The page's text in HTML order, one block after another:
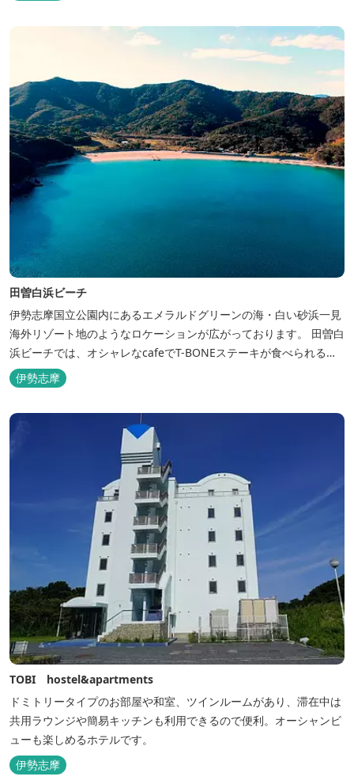
田曽白浜ビーチ
伊勢志摩国立公園内にあるエメラルドグリーンの海・白い砂浜一見
海外リゾート地のようなロケーションが広がっております。 田曽白
浜ビーチでは、オシャレなcafeでT-BONEステーキが食べられる。
又、海を見ながら黄昏るのもよし、アクティブにマリンアクティビ
ティ・スカイダイビング・ヘリコプタークルージングを体験するこ
ともできます。 是非、田曽白浜にございます施設紹介のVTRをご参
伊勢志摩
TOBI hostel&apartments
ドミトリータイプのお部屋や和室、ツインルームがあり、滞在中は
共用ラウンジや簡易キッチンも利用できるので便利。オーシャンビ
ューも楽しめるホテルです。
伊勢志摩